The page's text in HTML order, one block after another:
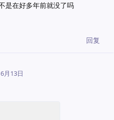
是在好多年前就没了吗
回复
6月13日